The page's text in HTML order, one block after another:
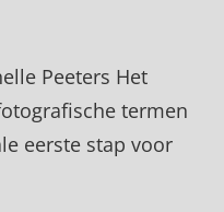
Peeters Het
termen
eerste stap voor